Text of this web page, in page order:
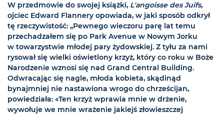
W przedmowie do swojej książki, L'angoisse des Juifs,
ojciec Edward Flannery opowiada, w jaki sposób odkrył
tę rzeczywistość: „Pewnego wieczoru parę lat temu
przechadzałem się po Park Avenue w Nowym Jorku
w towarzystwie młodej pary żydowskiej. Z tyłu za nami
rysował się wielki oświetlony krzyż, który co roku w Boże
Narodzenie wznosi się nad Grand Central Building.
Odwracając się nagle, młoda kobieta, skądinąd
bynajmniej nie nastawiona wrogo do chrześcijan,
powiedziała: «Ten krzyż wprawia mnie w drżenie,
wywołuje we mnie wrażenie jakiejś złowieszczej